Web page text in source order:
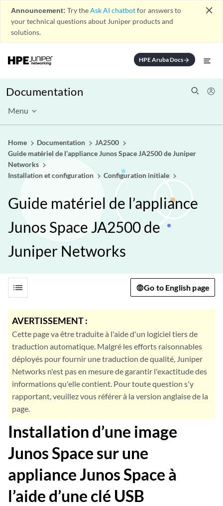
Announcement: Try theAsk AI chatbotfor answers to
your technical questions about Juniper products and
solutions.
close
HPE Aruba Docsarrow_forward
Documentation
Menu
Home Documentation
JA2500
Guide matériel de l’appliance Junos Space JA2500 de Juniper
Networks
Installation et configuration
Configuration initiale
Guide matériel de l’appliance
Junos Space JA2500 de
Juniper Networks
list Go to English page
AVERTISSEMENT :
Cette page va être traduite à l'aide d'un logiciel tiers de
traduction automatique. Malgré les efforts raisonnables
déployés pour fournir une traduction de qualité, Juniper
Networks n'est pas en mesure de garantir l'exactitude des
informations qu'elle contient. Pour toute question s'y
rapportant, veuillez vous référer à la version anglaise de la
page.
Installation d’une image
Junos Space sur une
appliance Junos Space à
l’aide d’une clé USB